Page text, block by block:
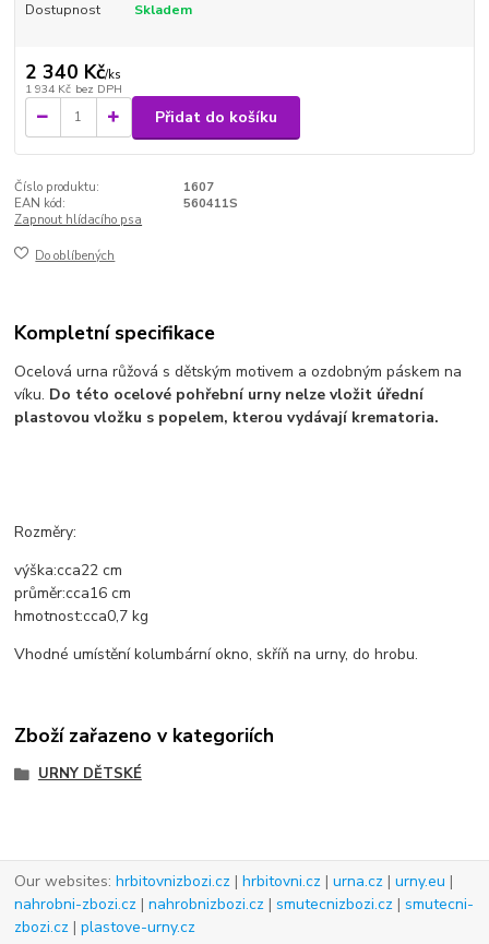
Dostupnost Skladem
2 340 Kč/ks
1 934 Kč bez DPH
Přidat do košíku
Číslo produktu:
1607
EAN kód:
560411S
Zapnout hlídacího psa
Do oblíbených
Kompletní specifikace
Ocelová urna růžová s dětským motivem a ozdobným páskem na
víku. Do této ocelové pohřební urny nelze vložit úřední
plastovou vložku s popelem, kterou vydávají krematoria.
Rozměry:
výška:cca22 cm
průměr:cca16 cm
hmotnost:cca0,7 kg
Vhodné umístění kolumbární okno, skříň na urny, do hrobu.
Zboží zařazeno v kategoriích
URNY DĚTSKÉ
Our websites:hrbitovnizbozi.cz |hrbitovni.cz |urna.cz |urny.eu |
nahrobni-zbozi.cz |nahrobnizbozi.cz |smutecnizbozi.cz |smutecni-
zbozi.cz |plastove-urny.cz